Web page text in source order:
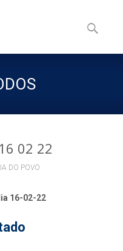
to
content
por:
02 22
DO POVO
16-02-22